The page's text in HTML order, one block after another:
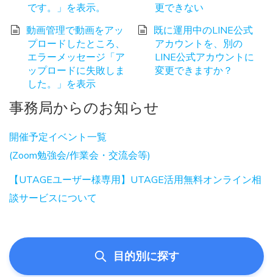
です。」を表示。
更できない
動画管理で動画をアッ
プロードしたところ、
エラーメッセージ「ア
ップロードに失敗しま
した。」を表示
既に運用中のLINE公式
アカウントを、別の
LINE公式アカウントに
変更できますか？
事務局からのお知らせ
開催予定イベント一覧
(Zoom勉強会/作業会・交流会等)
【UTAGEユーザー様専用】UTAGE活用無料オンライン相
談サービスについて
目的別に探す